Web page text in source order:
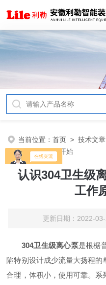
当前位置：首页 >技术文章
它的工作原理开始
认识304卫生级
工作
更新日期：2022-
304卫生级离心泵是根椐
陷特别设计成少流量大扬程
合理，体积小，使用可靠。系